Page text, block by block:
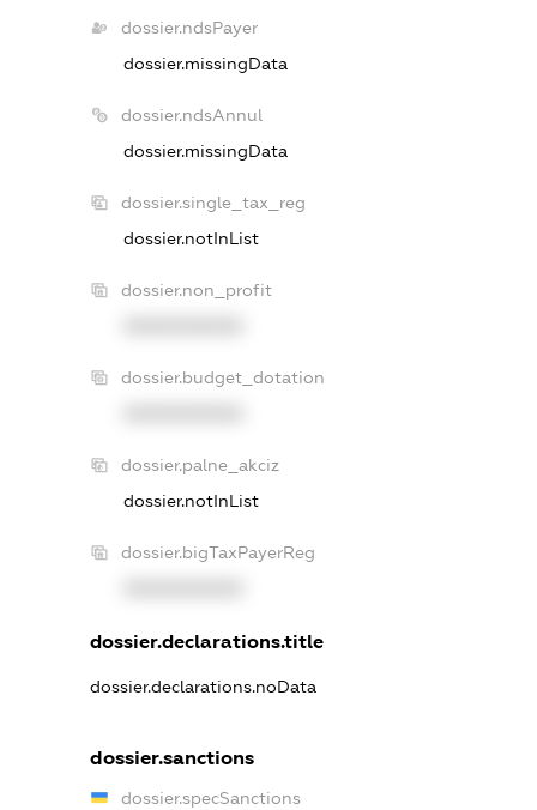
dossier.ndsPayer
dossier.missingData
dossier.ndsAnnul
dossier.missingData
dossier.single_tax_reg
dossier.notInList
dossier.non_profit
dossier.budget_dotation
dossier.palne_akciz
dossier.notInList
dossier.bigTaxPayerReg
dossier.declarations.title
dossier.declarations.noData
dossier.sanctions
dossier.specSanctions